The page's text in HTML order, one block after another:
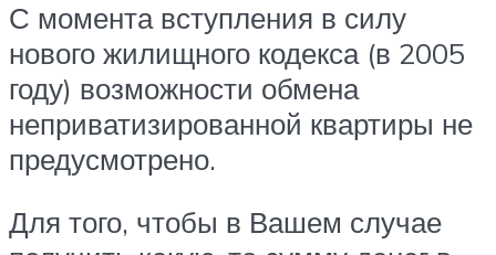
С момента вступления в силу
нового жилищного кодекса (в 2005
году) возможности обмена
неприватизированной квартиры не
предусмотрено.
Для того, чтобы в Вашем случае